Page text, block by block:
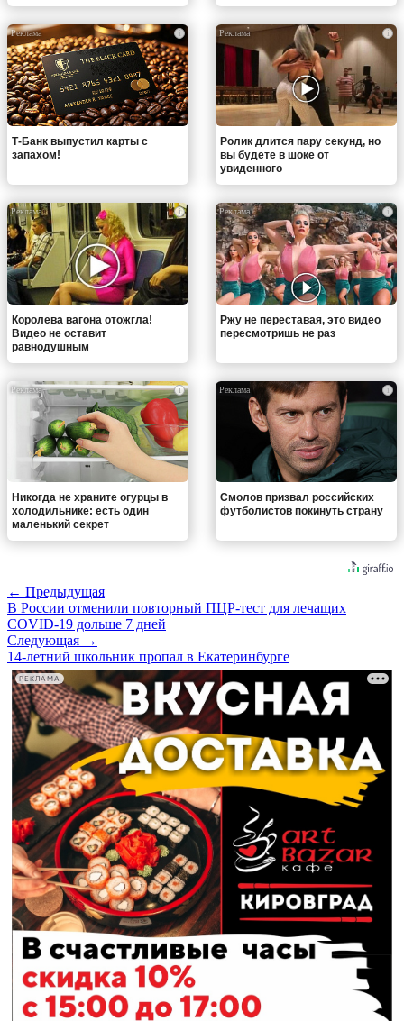
i
Т-Банк выпустил карты с
запахом!
i
Ролик длится пару секунд, но
вы будете в шоке от
увиденного
i
Королева вагона отожгла!
Видео не оставит
равнодушным
i
Ржу не переставая, это видео
пересмотришь не раз
i
Никогда не храните огурцы в
холодильнике: есть один
маленький секрет
i
Смолов призвал российских
футболистов покинуть страну
← Предыдущая
В России отменили повторный ПЦР-тест для лечащих
COVID-19 дольше 7 дней
Следующая →
14-летний школьник пропал в Екатеринбурге
РЕКЛАМА